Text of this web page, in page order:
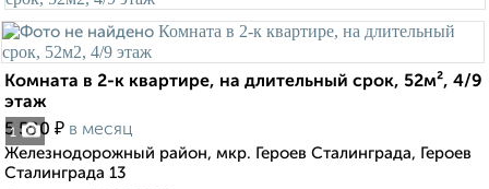
1
Комната в 2-к квартире, на длительный срок, 52м², 4/9
этаж
5 500 ₽ в месяц
Железнодорожный район, мкр. Героев Сталинграда, Героев
Сталинграда 13